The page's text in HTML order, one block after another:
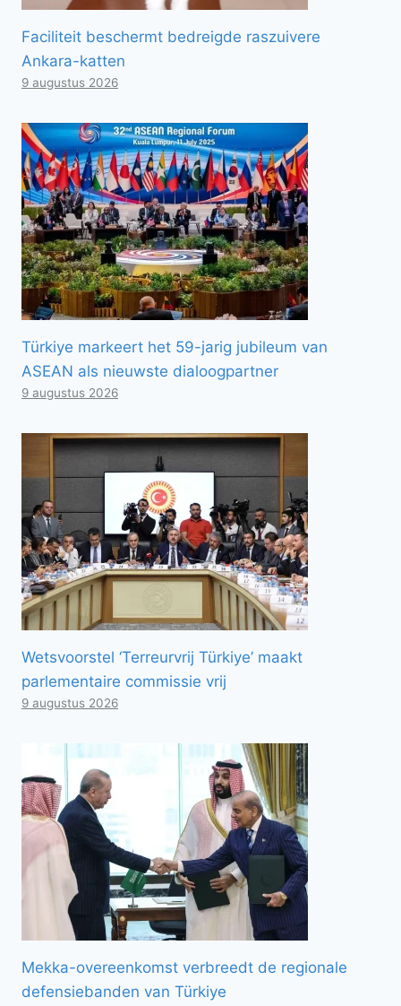
Faciliteit beschermt bedreigde raszuivere
Ankara-katten
9 augustus 2026
Türkiye markeert het 59-jarig jubileum van
ASEAN als nieuwste dialoogpartner
9 augustus 2026
Wetsvoorstel ‘Terreurvrij Türkiye’ maakt
parlementaire commissie vrij
9 augustus 2026
Mekka-overeenkomst verbreedt de regionale
defensiebanden van Türkiye